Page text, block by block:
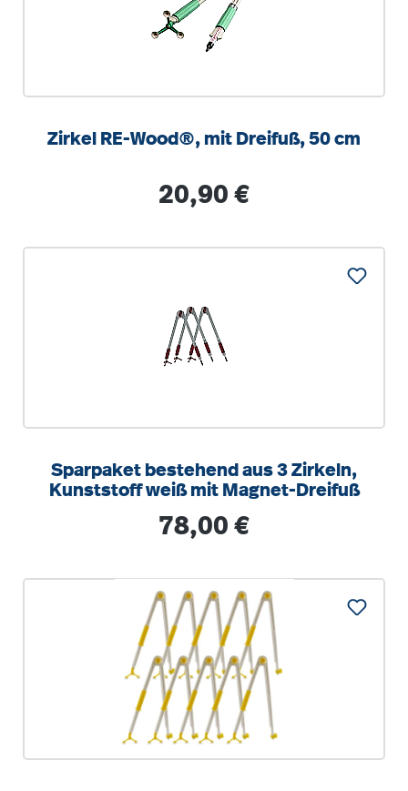
Zirkel RE-Wood®, mit Dreifuß, 50 cm
Regulärer Preis:
20,90 €
Sparpaket bestehend aus 3 Zirkeln,
Kunststoff weiß mit Magnet-Dreifuß
Regulärer Preis:
78,00 €